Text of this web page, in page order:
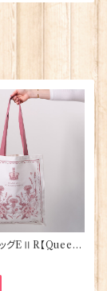
グEⅡR【Queen
90332